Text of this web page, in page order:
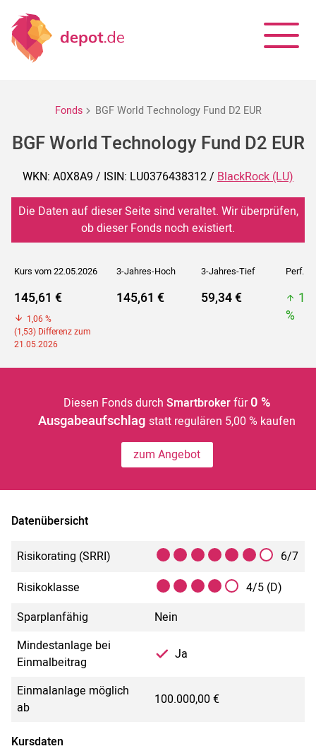
Fonds BGF World Technology Fund D2 EUR
BGF World Technology Fund D2 EUR
WKN: A0X8A9 / ISIN: LU0376438312 / BlackRock (LU)
Die Daten auf dieser Seite sind veraltet. Wir überprüfen,
ob dieser Fonds noch existiert.
Kurs vom 22.05.2026 3-Jahres-Hoch 3-Jahres-Tief Perf. 5J
145,61 €
1,06 %
(1,53) Differenz zum
21.05.2026
145,61 € 59,34 €
%
Diesen Fonds durch Smartbrokerfür 0 %
Ausgabeaufschlagstatt regulären 5,00 % kaufen
zum Angebot
Datenübersicht
Risikorating (SRRI)
6/7
Risikoklasse
4/5 (D)
Sparplanfähig
Nein
Mindestanlage bei
Einmalbeitrag
Ja
Einmalanlage möglich
ab
100.000,00 €
Kursdaten